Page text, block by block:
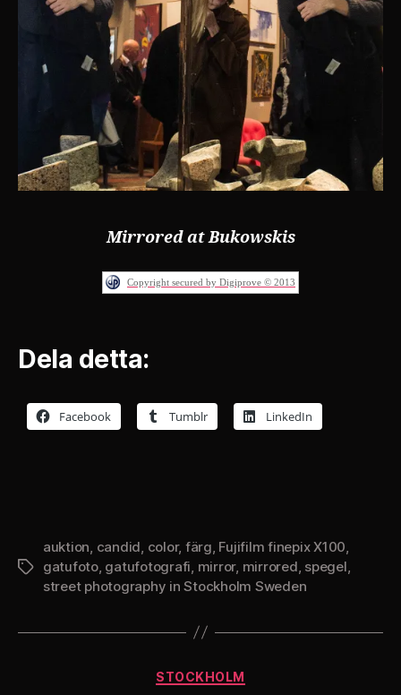
Mirrored at Bukowskis
Copyright secured by Digiprove © 2013
Dela detta:
Facebook Tumblr LinkedIn
Etiketter
auktion candid color, färg Fujifilm finepix X100
gatufoto, gatufotografi mirror, mirrored spegel
street photography in Stockholm Sweden
Kategorier
STOCKHOLM